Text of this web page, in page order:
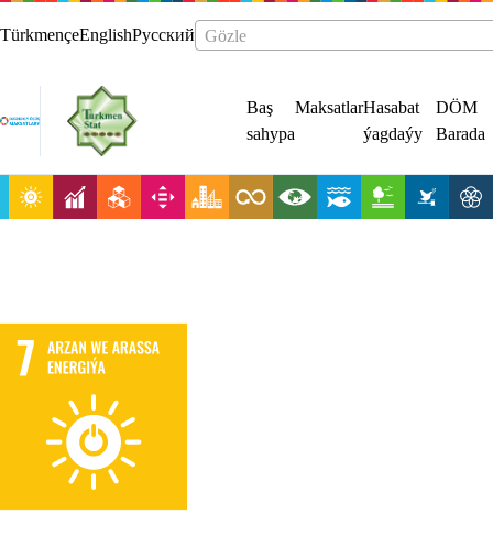
TürkmençeEnglishРусский Gözle
Baş
sahypa
MaksatlarHasabat
ýagdaýy
DÖM
Barada